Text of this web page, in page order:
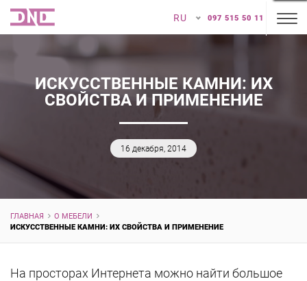
RU 097 515 50 11
ИСКУССТВЕННЫЕ КАМНИ: ИХ
СВОЙСТВА И ПРИМЕНЕНИЕ
16 декабря, 2014
ГЛАВНАЯ
О МЕБЕЛИ
ИСКУССТВЕННЫЕ КАМНИ: ИХ СВОЙСТВА И ПРИМЕНЕНИЕ
На просторах Интернета можно найти большое